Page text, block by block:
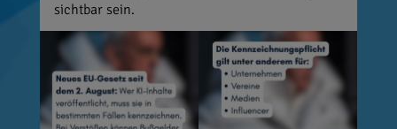
sichtbar sein.